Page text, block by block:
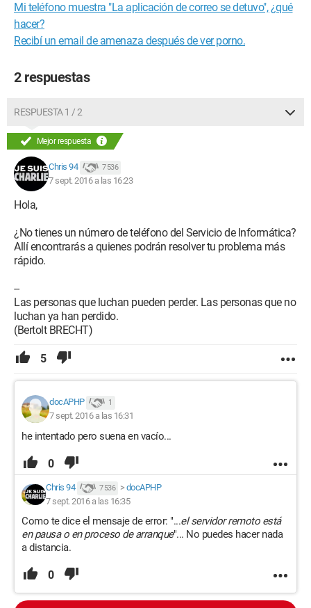
Mi teléfono muestra "La aplicación de correo se detuvo", ¿qué
hacer?
Recibí un email de amenaza después de ver porno.
2 respuestas
RESPUESTA 1 / 2
Mejor respuesta
Chris 94 7 536
7 sept. 2016 a las 16:23
Hola,
¿No tienes un número de teléfono del Servicio de Informática?
Allí encontrarás a quienes podrán resolver tu problema más
rápido.
--
Las personas que luchan pueden perder. Las personas que no
luchan ya han perdido.
(Bertolt BRECHT)
5
docAPHP 1
7 sept. 2016 a las 16:31
he intentado pero suena en vacío...
0
Chris 94 7 536 > docAPHP
7 sept. 2016 a las 16:35
Como te dice el mensaje de error: "...el servidor remoto está
en pausa o en proceso de arranque"... No puedes hacer nada
a distancia.
0